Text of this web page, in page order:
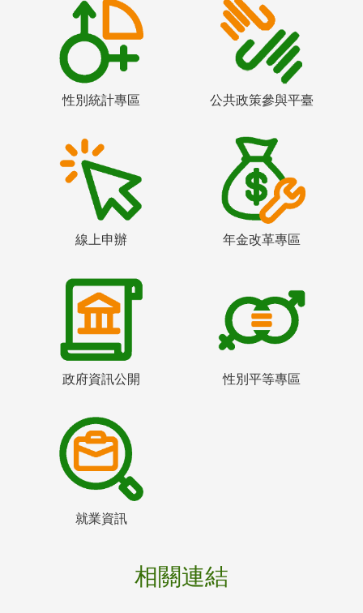
性別統計專區 公共政策參與平臺
線上申辦 年金改革專區
政府資訊公開 性別平等專區
就業資訊
相關連結